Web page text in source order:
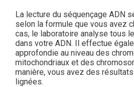
La lecture du séquençage ADN
selon la formule que vous avez
cas, le laboratoire analyse tous
dans votre ADN. Il effectue
approfondie au niveau des
mitochondriaux et des
manière, vous avez des
lignées.